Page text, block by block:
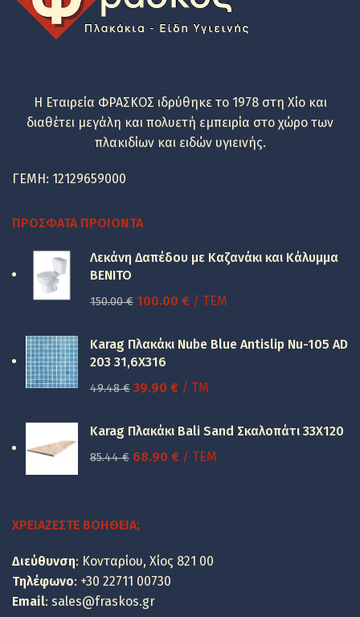
Η Εταιρεία ΦΡΑΣΚΟΣ ιδρύθηκε το 1978 στη Χίο και
διαθέτει μεγάλη και πολυετή εμπειρία στο χώρο των
πλακιδίων και ειδών υγιεινής.
ΓΕΜΗ: 12129659000
ΠΡΌΣΦΑΤΑ ΠΡΟΙΌΝΤΑ
Λεκάνη Δαπέδου με Καζανάκι και Κάλυμμα
BENITO
150.00€ Original
was:
150.00 €.
100.00 €Η
τιμή
100.00 €.
/ ΤΕΜ
Karag Πλακάκι Nube Blue Antislip Nu-105 AD
203 31,6X316
49.48€ Original
was:
39.90 €Η
τιμή
είναι:
39.90 €.
/ TM
Karag Πλακάκι Bali Sand Σκαλοπάτι 33Χ120
85.44€ Original
68.90 €Η/ ΤΕΜ
ΧΡΕΙΆΖΕΣΤΕ ΒΟΉΘΕΙΑ;
Διεύθυνση: Κονταρίου, Χίος 821 00
Τηλέφωνο: +30 22711 00730
Email: sales@fraskos.gr